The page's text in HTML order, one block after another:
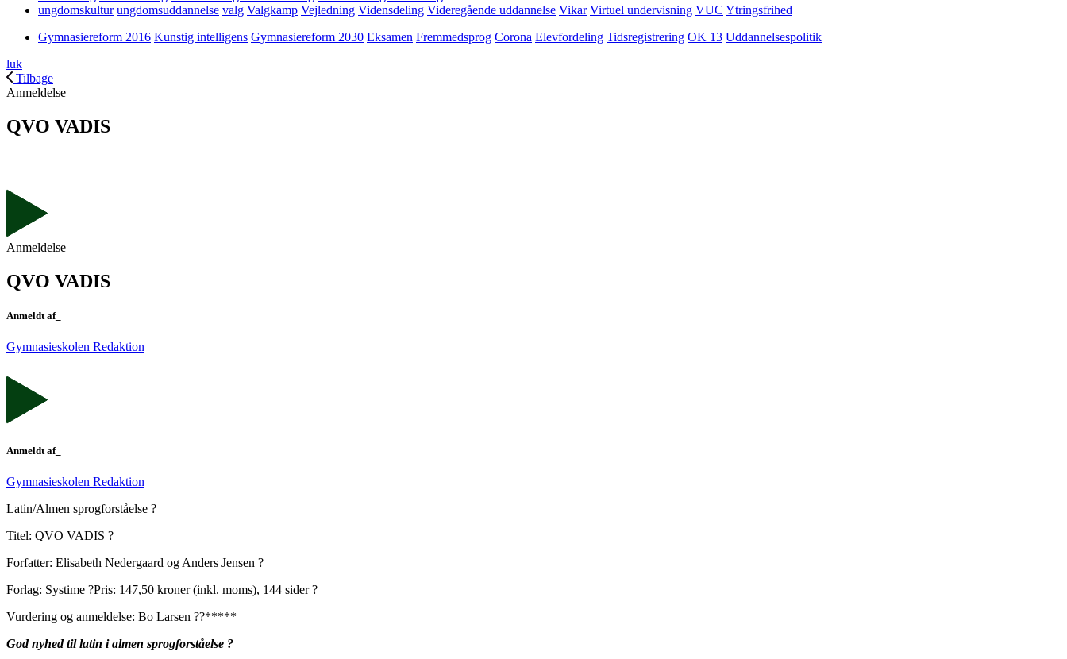
ungdomskultur ungdomsuddannelse valg Valgkamp Vejledning Vidensdeling Videregående uddannelse Vikar Virtuel undervisning VUC Ytringsfrihed
Gymnasiereform 2016 Kunstig intelligens Gymnasiereform 2030 Eksamen Fremmedsprog Corona Elevfordeling Tidsregistrering OK 13 Uddannelsespolitik
luk
Tilbage
Anmeldelse
QVO VADIS
Anmeldelse
QVO VADIS
Anmeldt af_
Gymnasieskolen Redaktion
Anmeldt af_
Gymnasieskolen Redaktion
Latin/Almen sprogforståelse ?
Titel: QVO VADIS ?
Forfatter: Elisabeth Nedergaard og Anders Jensen ?
Forlag: Systime ?Pris: 147,50 kroner (inkl. moms), 144 sider ?
Vurdering og anmeldelse: Bo Larsen ??*****
God nyhed til latin i almen sprogforståelse ?